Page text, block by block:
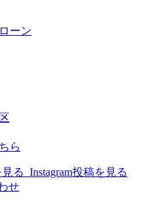
ーン
ら
る Instagram投稿を見る
せ